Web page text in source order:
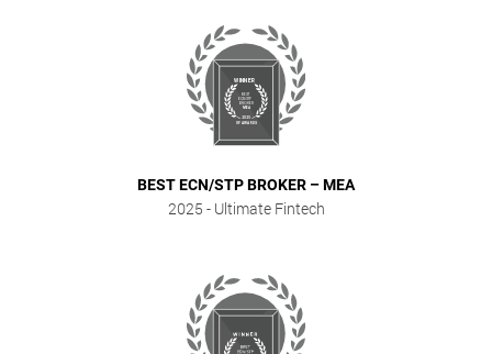
BEST ECN/STP BROKER – MEA
2025 - Ultimate Fintech